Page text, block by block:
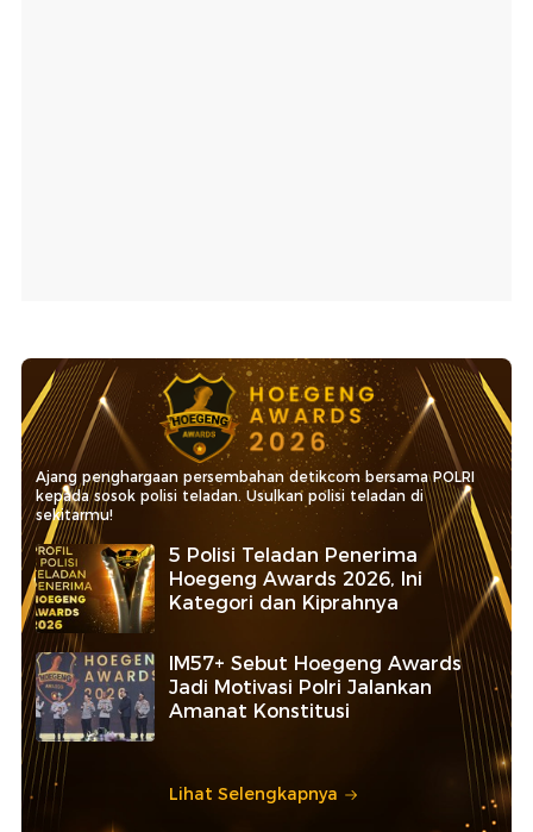
Ajang penghargaan persembahan detikcom bersama POLRI
kepada sosok polisi teladan. Usulkan polisi teladan di
sekitarmu!
5 Polisi Teladan Penerima
Hoegeng Awards 2026, Ini
Kategori dan Kiprahnya
IM57+ Sebut Hoegeng Awards
Jadi Motivasi Polri Jalankan
Amanat Konstitusi
Lihat Selengkapnya